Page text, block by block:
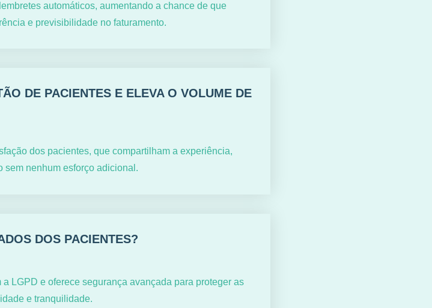
automáticos, aumentando a chance de que
e previsibilidade no faturamento.
DE PACIENTES E ELEVA O VOLUME DE
dos pacientes, que compartilham a experiência,
sem nenhum esforço adicional.
DOS PACIENTES?
LGPD e oferece segurança avançada para proteger as
e tranquilidade.